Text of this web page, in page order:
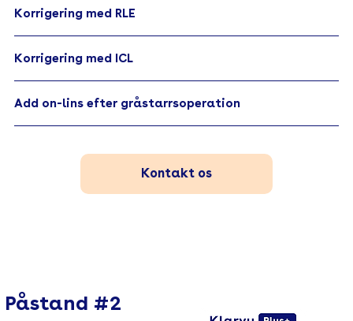
Korrigering med RLE
Korrigering med ICL
Add on-lins efter gråstarrsoperation
Kontakt os
Påstand #2